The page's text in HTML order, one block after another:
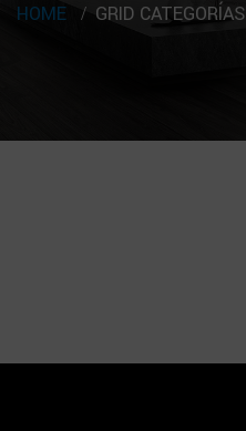
HOME GRID CATEGORÍAS